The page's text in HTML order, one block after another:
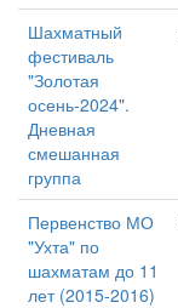
Шахматный
фестиваль
"Золотая
осень-2024".
Дневная
смешанная
группа
Первенство МО
"Ухта" по
шахматам до 11
лет (2015-2016)